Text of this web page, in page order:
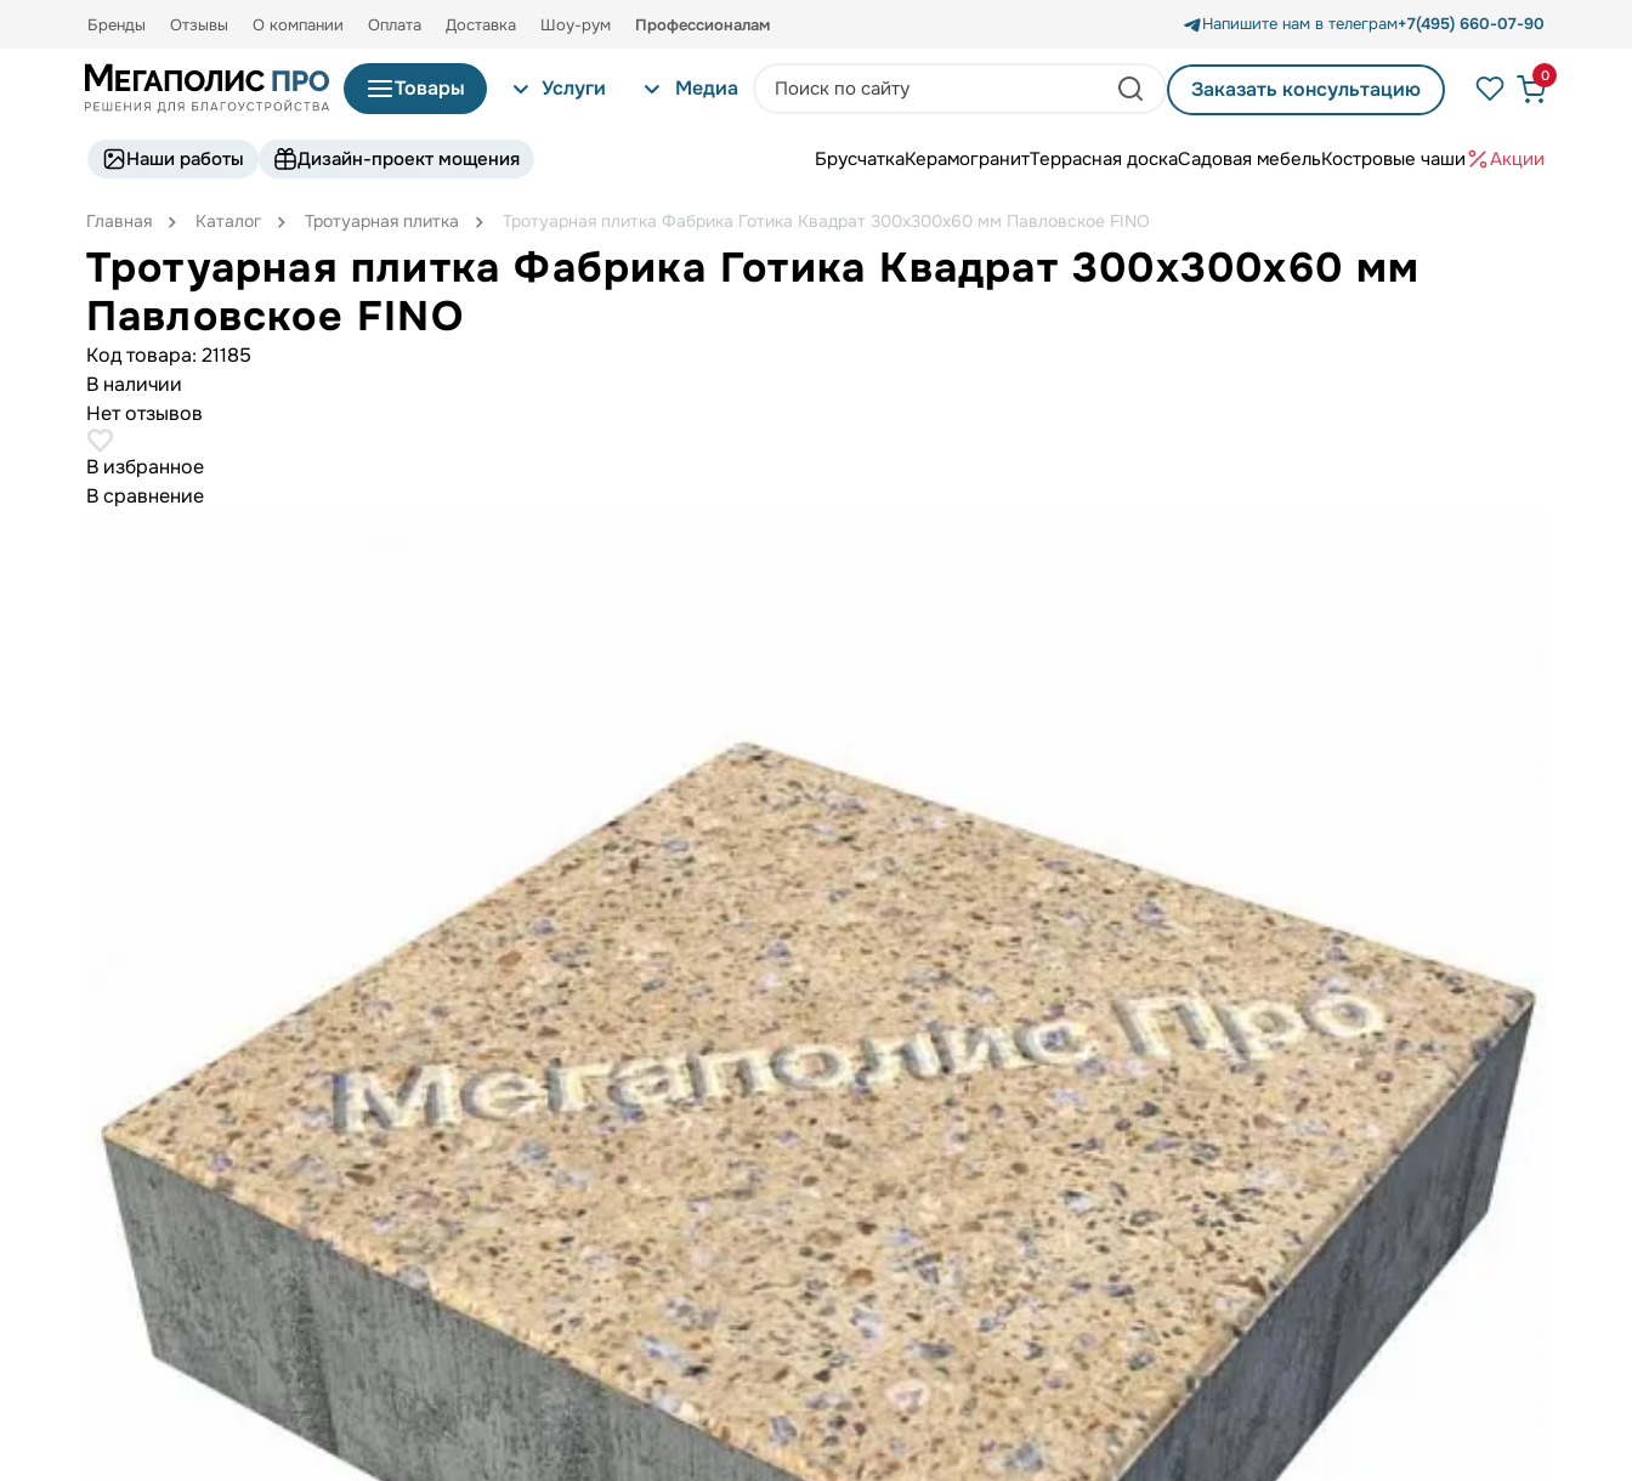
Бренды Отзывы О компании Оплата Доставка Шоу-рум Профессионалам Напишите нам в телеграм+7(495) 660-07-90
Товары Услуги Медиа Заказать консультацию
0
Наши работы Дизайн-проект мощения БрусчаткаКерамогранитТеррасная доскаСадовая мебельКостровые чаши Акции
Главная Каталог Тротуарная плитка Тротуарная плитка Фабрика Готика Квадрат 300х300х60 мм Павловское FINO
Тротуарная плитка Фабрика Готика Квадрат 300х300х60 мм
Павловское FINO
Код товара: 21185
В наличии
Нет отзывов
В избранное
В сравнение